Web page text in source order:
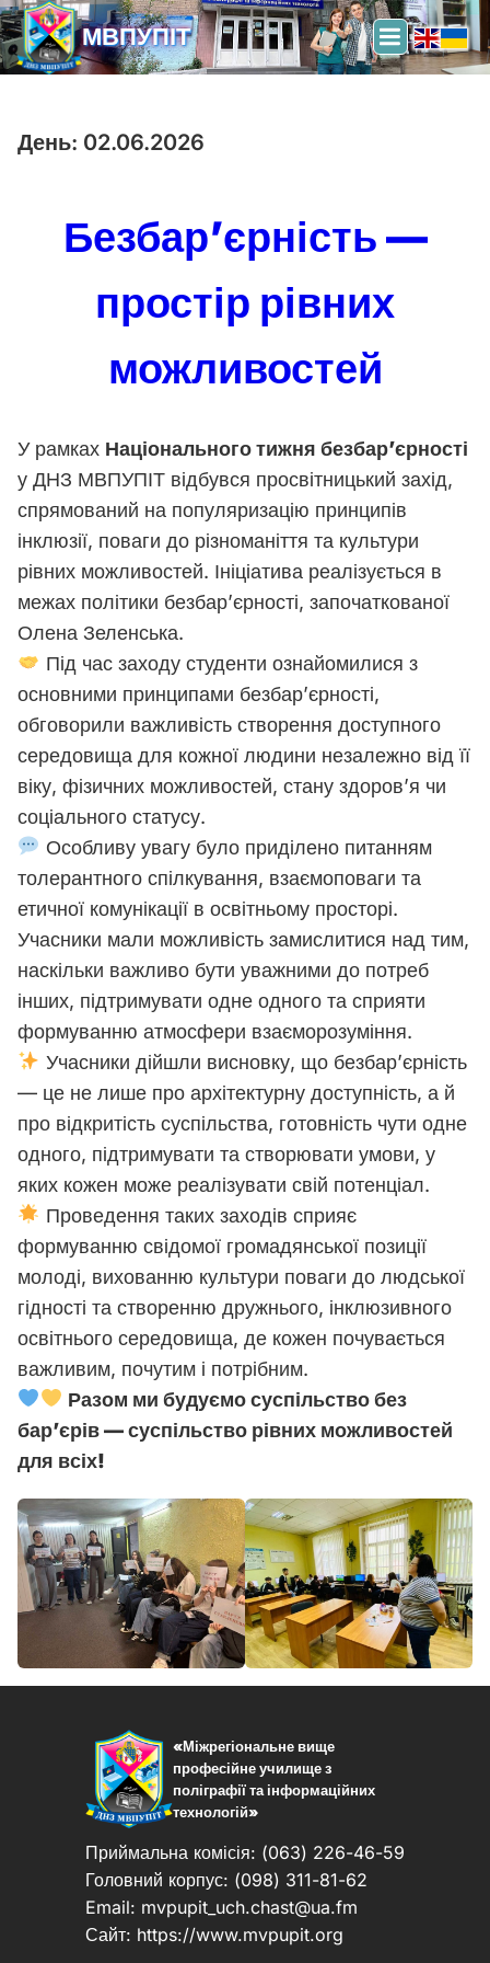
МВПУПІТ
День: 02.06.2026
Безбар’єрність —
простір рівних
можливостей
У рамках Національного тижня безбар’єрності
у ДНЗ МВПУПІТ відбувся просвітницький захід,
спрямований на популяризацію принципів
інклюзії, поваги до різноманіття та культури
рівних можливостей. Ініціатива реалізується в
межах політики безбар’єрності, започаткованої
Олена Зеленська.
Під час заходу студенти ознайомилися з
основними принципами безбар’єрності,
обговорили важливість створення доступного
середовища для кожної людини незалежно від її
віку, фізичних можливостей, стану здоров’я чи
соціального статусу.
Особливу увагу було приділено питанням
толерантного спілкування, взаємоповаги та
етичної комунікації в освітньому просторі.
Учасники мали можливість замислитися над тим,
наскільки важливо бути уважними до потреб
інших, підтримувати одне одного та сприяти
формуванню атмосфери взаєморозуміння.
Учасники дійшли висновку, що безбар’єрність
— це не лише про архітектурну доступність, а й
про відкритість суспільства, готовність чути одне
одного, підтримувати та створювати умови, у
яких кожен може реалізувати свій потенціал.
Проведення таких заходів сприяє
формуванню свідомої громадянської позиції
молоді, вихованню культури поваги до людської
гідності та створенню дружнього, інклюзивного
освітнього середовища, де кожен почувається
важливим, почутим і потрібним.
Разом ми будуємо суспільство без
бар’єрів — суспільство рівних можливостей
для всіх!
«Міжрегіональне вище
професійне училище з
поліграфії та інформаційних
технологій»
Приймальна комісія: (063) 226-46-59
Головний корпус: (098) 311-81-62
Email: mvpupit_uch.chast@ua.fm
Сайт: https://www.mvpupit.org